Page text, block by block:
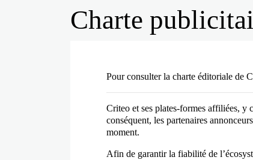
Charte
Pour consulter la charte éditoriale de
Criteo et ses plates-formes affiliées,
conséquent, les partenaires
moment.
Afin de garantir la fiabilité de